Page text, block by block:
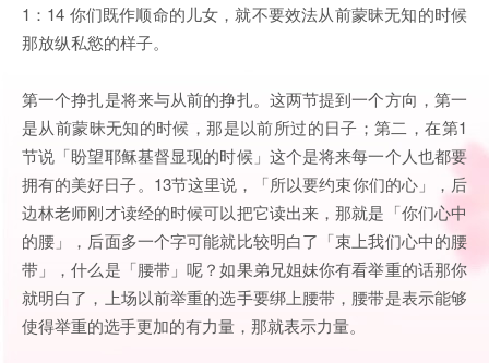
1：14 你们既作顺命的儿女，就不要效法从前蒙昧无知的时候
那放纵私慾的样子。
第一个挣扎是将来与从前的挣扎。这两节提到一个方向，第一
是从前蒙昧无知的时候，那是以前所过的日子；第二，在第1
节说「盼望耶稣基督显现的时候」这个是将来每一个人也都要
拥有的美好日子。13节这里说，「所以要约束你们的心」，后
边林老师刚才读经的时候可以把它读出来，那就是「你们心中
的腰」，后面多一个字可能就比较明白了「束上我们心中的腰
带」，什么是「腰带」呢？如果弟兄姐妹你有看举重的话那你
就明白了，上场以前举重的选手要绑上腰带，腰带是表示能够
使得举重的选手更加的有力量，那就表示力量。